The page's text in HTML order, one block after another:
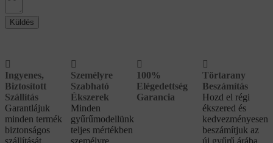
Küldés
Ingyenes,
Biztosított
Szállítás
Garantlájuk
minden termék
biztonságos
szállítását.
Személyre
Szabható
Ékszerek
Minden
gyűrűmodellünk
teljes mértékben
személyre
100%
Elégedettség
Garancia
Törtarany
Beszámítás
Hozd el régi
ékszered és
kedvezményesen
beszámítjuk az
új gyűrű árába.